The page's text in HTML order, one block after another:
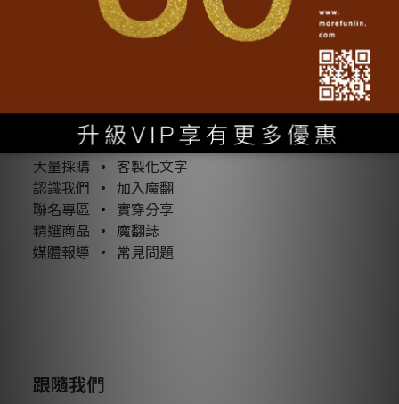
轉動魔翻
大量採購 •
客製化文字
認識我們 • 加入魔翻
聯名專區 •
實穿分享
精選商品 • 魔翻誌
媒體報導
• 常見問題
跟隨我們